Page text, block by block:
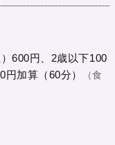
600円、2歳以下100
加算（60分）
（食